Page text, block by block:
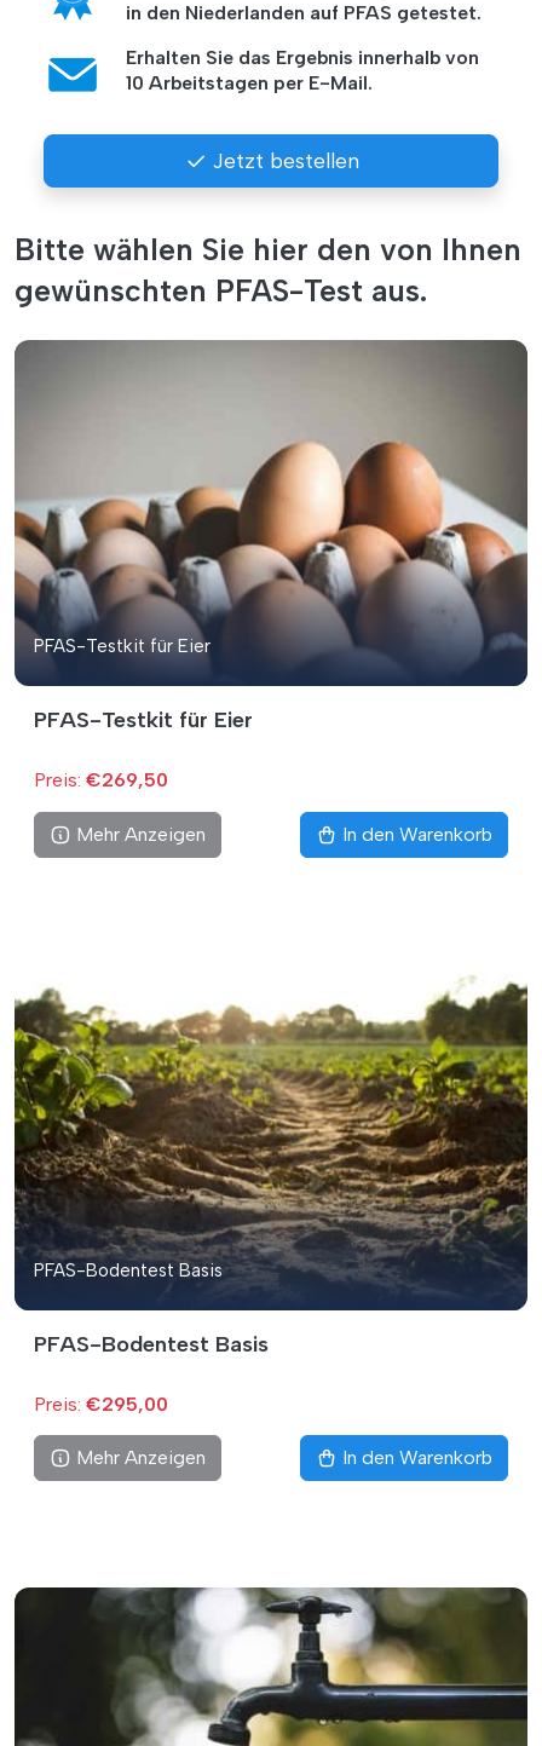
in den Niederlanden auf PFAS getestet.
Erhalten Sie das Ergebnis innerhalb von
10 Arbeitstagen per E-Mail.
Jetzt bestellen
Bitte wählen Sie hier den von Ihnen
gewünschten PFAS-Test aus.
PFAS-Testkit für Eier
PFAS-Testkit für Eier
Preis: €269,50
Mehr Anzeigen In den Warenkorb
PFAS-Bodentest Basis
PFAS-Bodentest Basis
Preis: €295,00
Mehr Anzeigen In den Warenkorb